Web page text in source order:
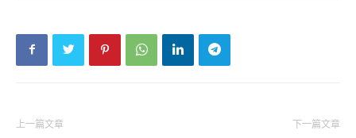
上一篇文章 下一篇文章